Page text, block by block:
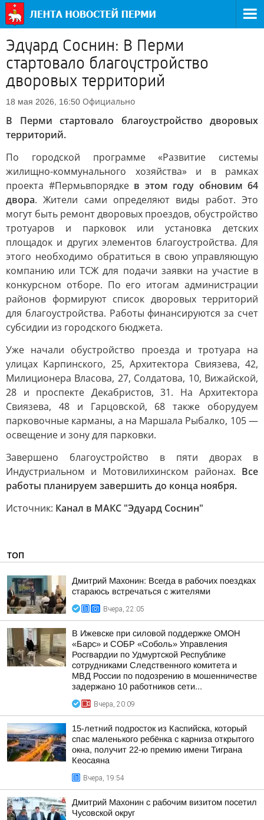
Эдуард Соснин: В Перми
стартовало благоустройство
дворовых территорий
18 мая 2026, 16:50 Официально
В Перми стартовало благоустройство дворовых
территорий.
По городской программе «Развитие системы
жилищно-коммунального хозяйства» и в рамках
проекта #Пермьвпорядке в этом году обновим 64
двора. Жители сами определяют виды работ. Это
могут быть ремонт дворовых проездов, обустройство
тротуаров и парковок или установка детских
площадок и других элементов благоустройства. Для
этого необходимо обратиться в свою управляющую
компанию или ТСЖ для подачи заявки на участие в
конкурсном отборе. По его итогам администрации
районов формируют список дворовых территорий
для благоустройства. Работы финансируются за счет
субсидии из городского бюджета.
Уже начали обустройство проезда и тротуара на
улицах Карпинского, 25, Архитектора Свиязева, 42,
Милиционера Власова, 27, Солдатова, 10, Вижайской,
28 и проспекте Декабристов, 31. На Архитектора
Свиязева, 48 и Гарцовской, 68 также оборудуем
парковочные карманы, а на Маршала Рыбалко, 105 —
освещение и зону для парковки.
Завершено благоустройство в пяти дворах в
Индустриальном и Мотовилихинском районах. Все
работы планируем завершить до конца ноября.
Источник: Канал в МАКС "Эдуард Соснин"
ТОП
Дмитрий Махонин: Всегда в рабочих поездках
стараюсь встречаться с жителями
Вчера, 22:05
В Ижевске при силовой поддержке ОМОН
«Барс» и СОБР «Соболь» Управления
Росгвардии по Удмуртской Республике
сотрудниками Следственного комитета и
МВД России по подозрению в мошенничестве
задержано 10 работников сети...
Вчера, 20:09
15-летний подросток из Каспийска, который
спас маленького ребёнка с карниза открытого
окна, получит 22-ю премию имени Тиграна
Кеосаяна
Вчера, 19:54
Дмитрий Махонин с рабочим визитом посетил
Чусовской округ